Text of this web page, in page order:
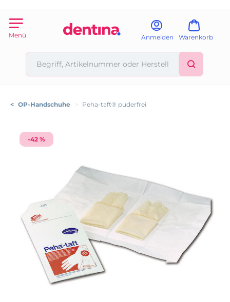
Menü Anmelden Warenkorb
< OP-Handschuhe > Peha-taft® puderfrei
-42 %